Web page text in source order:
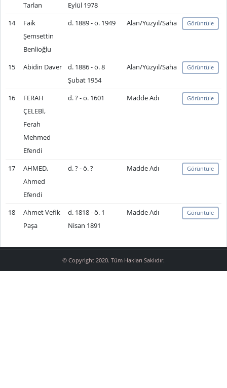
Tarlan
Eylül 1978
14
Faik
Şemsettin
Benlioğlu
d. 1889 - ö. 1949 Alan/Yüzyıl/Saha Görüntüle
15 Abidin Daver
d. 1886 - ö. 8
Şubat 1954
Alan/Yüzyıl/Saha Görüntüle
16
FERAH
ÇELEBİ,
Ferah
Mehmed
Efendi
d. ? - ö. 1601 Madde Adı Görüntüle
17
AHMED,
Ahmed
Efendi
d. ? - ö. ? Madde Adı Görüntüle
18
Ahmet Vefik
Paşa
d. 1818 - ö. 1
Nisan 1891
Madde Adı Görüntüle
© Copyright 2020. Tüm Hakları Saklıdır.